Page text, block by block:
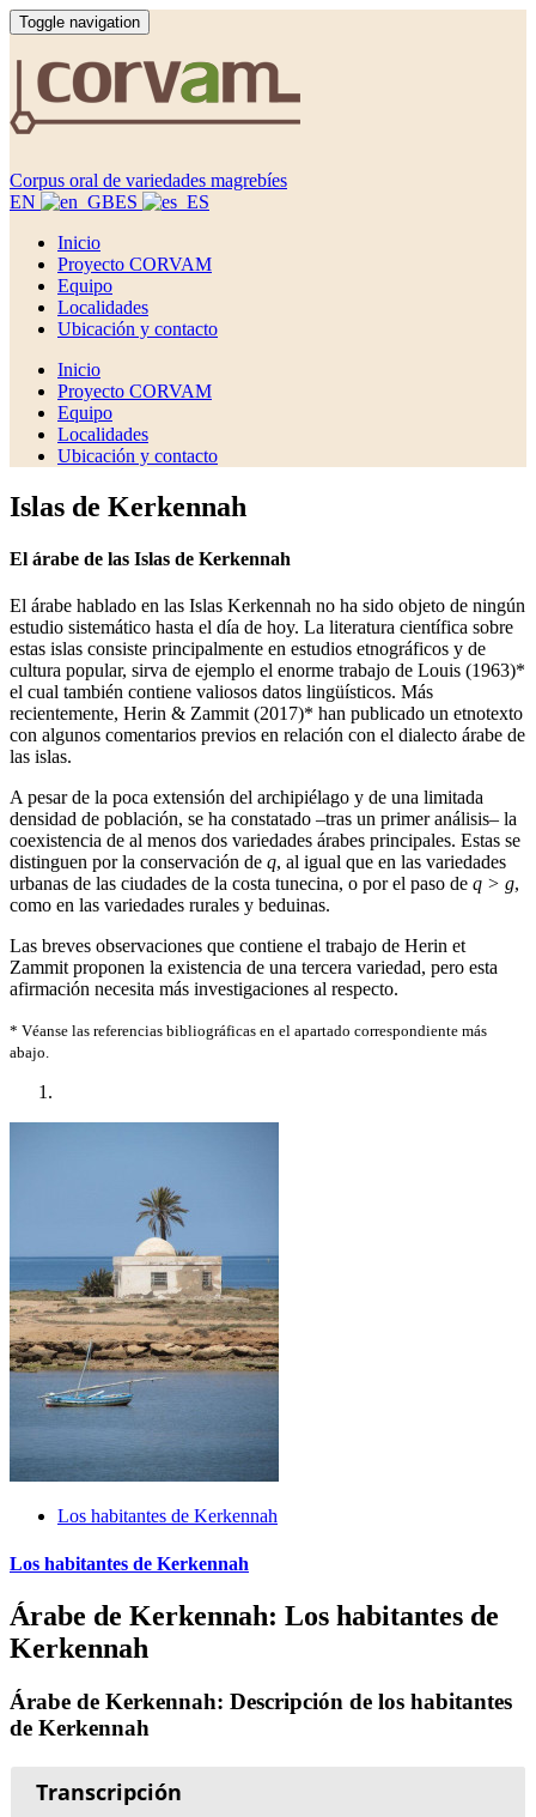
Toggle navigation
Corpus oral de variedades magrebíes
EN
ES
Inicio
Proyecto CORVAM
Equipo
Localidades
Ubicación y contacto
Inicio
Proyecto CORVAM
Equipo
Localidades
Ubicación y contacto
Islas de Kerkennah
El árabe de las Islas de Kerkennah
El árabe hablado en las Islas Kerkennah no ha sido objeto de ningún
estudio sistemático hasta el día de hoy. La literatura científica sobre
estas islas consiste principalmente en estudios etnográficos y de
cultura popular, sirva de ejemplo el enorme trabajo de Louis (1963)*
el cual también contiene valiosos datos lingüísticos. Más
recientemente, Herin & Zammit (2017)* han publicado un etnotexto
con algunos comentarios previos en relación con el dialecto árabe de
las islas.
A pesar de la poca extensión del archipiélago y de una limitada
densidad de población, se ha constatado –tras un primer análisis– la
coexistencia de al menos dos variedades árabes principales. Estas se
distinguen por la conservación de q, al igual que en las variedades
urbanas de las ciudades de la costa tunecina, o por el paso de q > g,
como en las variedades rurales y beduinas.
Las breves observaciones que contiene el trabajo de Herin et
Zammit proponen la existencia de una tercera variedad, pero esta
afirmación necesita más investigaciones al respecto.
* Véanse las referencias bibliográficas en el apartado correspondiente más
abajo.
Los habitantes de Kerkennah
Los habitantes de Kerkennah
Árabe de Kerkennah: Los habitantes de
Kerkennah
Árabe de Kerkennah: Descripción de los habitantes
de Kerkennah
Transcripción